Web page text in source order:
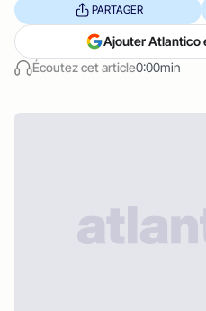
Écoutez cet article0:00min
PARTAGER
Ajouter Atlantico